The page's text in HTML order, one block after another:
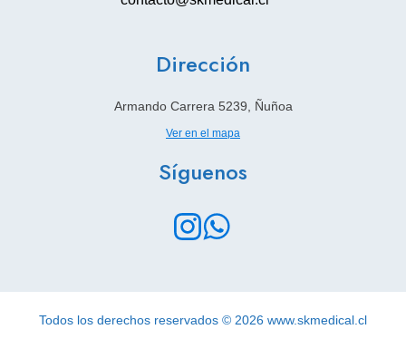
Dirección
Armando Carrera 5239, Ñuñoa
Ver en el mapa
Síguenos
Todos los derechos reservados © 2026 www.skmedical.cl